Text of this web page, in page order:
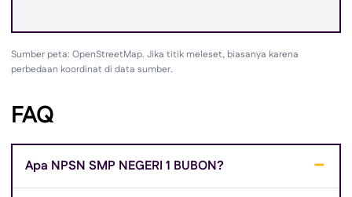
Sumber peta: OpenStreetMap. Jika titik meleset, biasanya karena
perbedaan koordinat di data sumber.
FAQ
Apa NPSN SMP NEGERI 1 BUBON?